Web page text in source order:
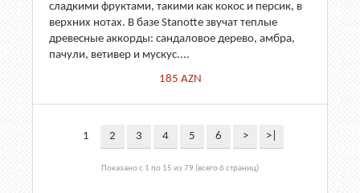
сладкими фруктами, такими как кокос и персик, в
верхних нотах. В базе Stanotte звучат теплые
древесные аккорды: сандаловое дерево, амбра,
пачули, ветивер и мускус....
185 AZN
1 2 3 4 5 6 > >|
Показано с 1 по 15 из 79 (всего 6 страниц)